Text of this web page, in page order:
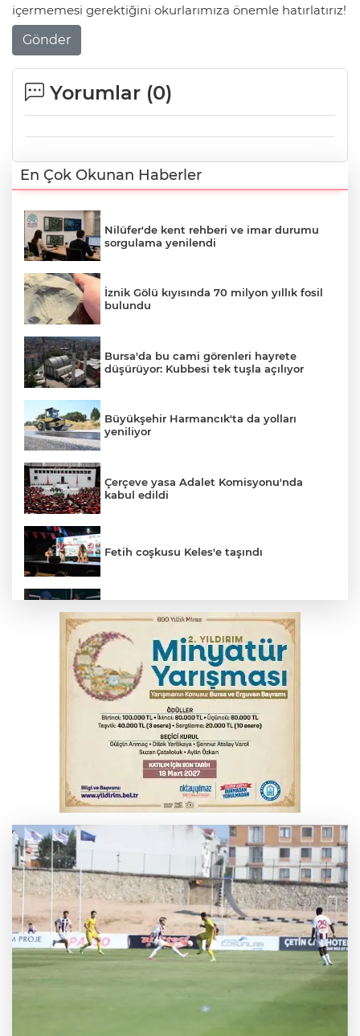
içermemesi gerektiğini okurlarımıza önemle hatırlatırız!
Gönder
Yorumlar (0)
En Çok Okunan Haberler
Nilüfer'de kent rehberi ve imar durumu
sorgulama yenilendi
İznik Gölü kıyısında 70 milyon yıllık fosil
bulundu
Bursa'da bu cami görenleri hayrete
düşürüyor: Kubbesi tek tuşla açılıyor
Büyükşehir Harmancık'ta da yolları
yeniliyor
Çerçeve yasa Adalet Komisyonu'nda
kabul edildi
Fetih coşkusu Keles'e taşındı
kişi tutuklandı
İnegöl’de yangın paniği! Apartmana
sıçrayan alevler söndürüldü
Elektrik akımına kapılan işçi hayatını
kaybetti
Serbest piyasada döviz fiyatları